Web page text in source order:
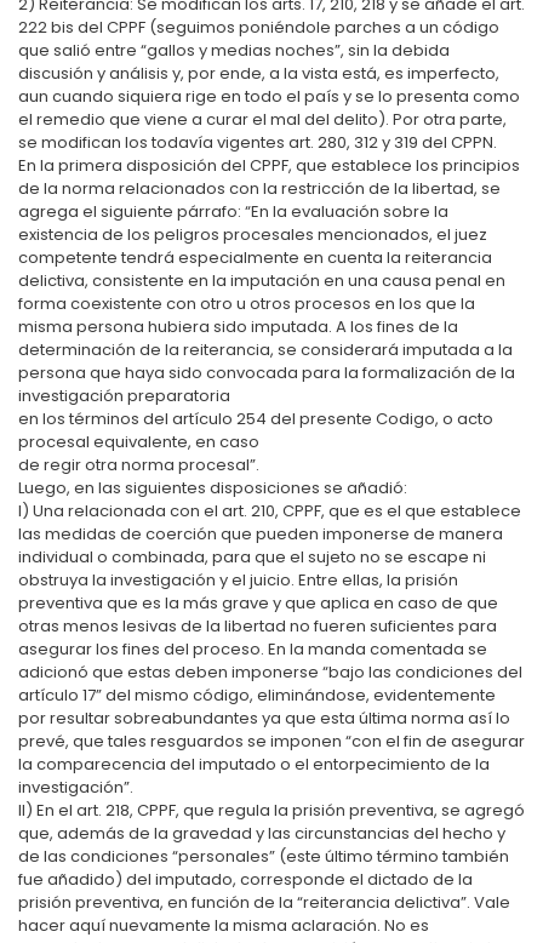
222 bis del CPPF (seguimos poniéndole parches a un código
que salió entre “gallos y medias noches”, sin la debida
discusión y análisis y, por ende, a la vista está, es imperfecto,
aun cuando siquiera rige en todo el país y se lo presenta como
el remedio que viene a curar el mal del delito). Por otra parte,
se modifican los todavía vigentes art. 280, 312 y 319 del CPPN.
En la primera disposición del CPPF, que establece los principios
de la norma relacionados con la restricción de la libertad, se
agrega el siguiente párrafo: “En la evaluación sobre la
existencia de los peligros procesales mencionados, el juez
competente tendrá especialmente en cuenta la reiterancia
delictiva, consistente en la imputación en una causa penal en
forma coexistente con otro u otros procesos en los que la
misma persona hubiera sido imputada. A los fines de la
determinación de la reiterancia, se considerará imputada a la
persona que haya sido convocada para la formalización de la
investigación preparatoria
en los términos del artículo 254 del presente Codigo, o acto
procesal equivalente, en caso
de regir otra norma procesal”.
Luego, en las siguientes disposiciones se añadió:
I) Una relacionada con el art. 210, CPPF, que es el que establece
las medidas de coerción que pueden imponerse de manera
individual o combinada, para que el sujeto no se escape ni
obstruya la investigación y el juicio. Entre ellas, la prisión
preventiva que es la más grave y que aplica en caso de que
otras menos lesivas de la libertad no fueren suficientes para
asegurar los fines del proceso. En la manda comentada se
adicionó que estas deben imponerse “bajo las condiciones del
artículo 17” del mismo código, eliminándose, evidentemente
por resultar sobreabundantes ya que esta última norma así lo
prevé, que tales resguardos se imponen “con el fin de asegurar
la comparecencia del imputado o el entorpecimiento de la
investigación”.
II) En el art. 218, CPPF, que regula la prisión preventiva, se agregó
que, además de la gravedad y las circunstancias del hecho y
de las condiciones “personales” (este último término también
fue añadido) del imputado, corresponde el dictado de la
prisión preventiva, en función de la “reiterancia delictiva”. Vale
hacer aquí nuevamente la misma aclaración. No es